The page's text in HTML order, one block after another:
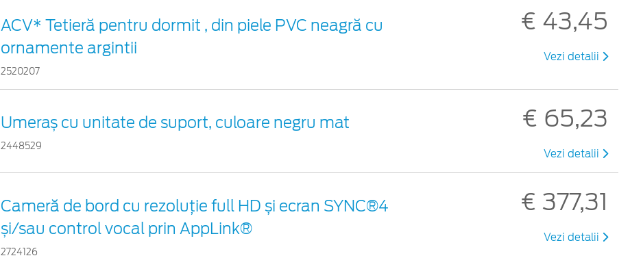
ACV* Tetieră pentru dormit , din piele PVC neagră cu
ornamente argintii
2520207
€ 43,45
Vezi detalii
Umeraș cu unitate de suport, culoare negru mat
2448529
€ 65,23
Vezi detalii
Cameră de bord cu rezoluție full HD și ecran SYNC®4
și/sau control vocal prin AppLink®
2724126
€ 377,31
Vezi detalii